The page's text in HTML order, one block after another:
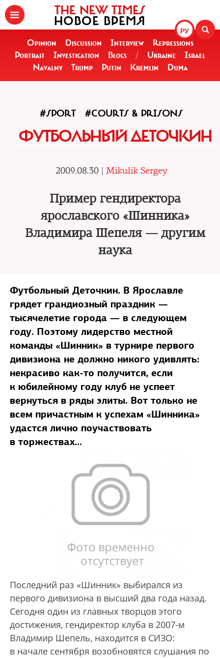
РУ
THE NEW TIMES
НОВОЕ ВРЕМЯ
Opinion Discussion Interview
Repressions
Portrait
Investigation Blogs / Ukraine
Israel
Navalny
Trump Putin Kremlin Duma
#SPORT #COURTS & PRISONS
ФУТБОЛЬНЫЙ ДЕТОЧКИН
2009.08.30 | Mikulik Sergey
Пример гендиректора
ярославского «Шинника»
Владимира Шепеля — другим
наука
Футбольный Деточкин. В Ярославле
грядет грандиозный праздник —
тысячелетие города — в следующем
году. Поэтому лидерство местной
команды «Шинник» в турнире первого
дивизиона не должно никого удивлять:
некрасиво как-то получится, если
к юбилейному году клуб не успеет
вернуться в ряды элиты. Вот только не
всем причастным к успехам «Шинника»
удастся лично поучаствовать
в торжествах...
Последний раз «Шинник» выбирался из
первого дивизиона в высший два года назад.
Сегодня один из главных творцов этого
достижения, гендиректор клуба в 2007-м
Владимир Шепель, находится в СИЗО:
в начале сентября возобновятся слушания по